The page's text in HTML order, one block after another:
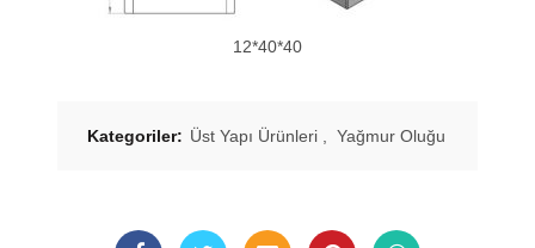
12*40*40
Kategoriler: Üst Yapı Ürünleri Yağmur Oluğu